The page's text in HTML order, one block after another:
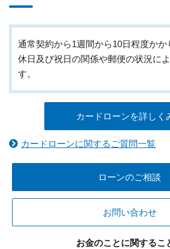
通常契約から1週間から10日程度かか
休日及び祝日の関係や郵便の状況に
す。
カードローンを詳しく
カードローンに関するご質問一覧
ローンのご相談
お問い合わせ
お金のことに関するこ